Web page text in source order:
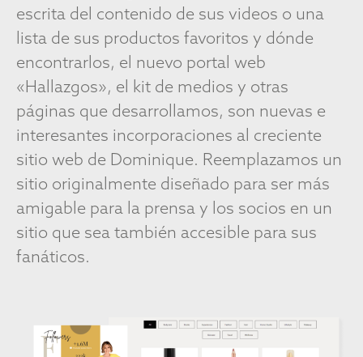
escrita del contenido de sus videos o una
lista de sus productos favoritos y dónde
encontrarlos, el nuevo portal web
«Hallazgos», el kit de medios y otras
páginas que desarrollamos, son nuevas e
interesantes incorporaciones al creciente
sitio web de Dominique. Reemplazamos un
sitio originalmente diseñado para ser más
amigable para la prensa y los socios en un
sitio que sea también accesible para sus
fanáticos.